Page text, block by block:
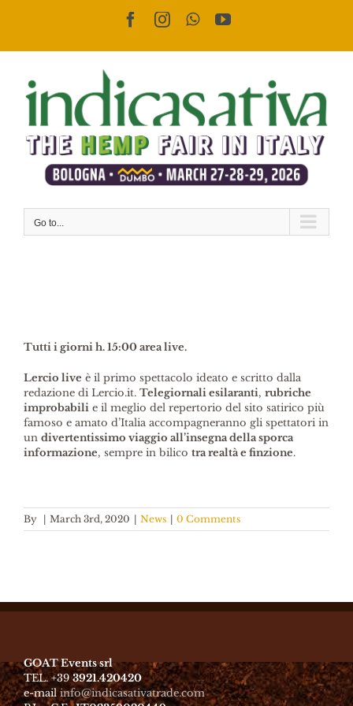
Facebook
Instagram
WhatsApp
YouTube
Go to...
Tutti i giorni h. 15:00 area live.
Lercio live è il primo spettacolo ideato e scritto dalla
redazione di Lercio.it. Telegiornali esilaranti, rubriche
improbabili e il meglio del repertorio del sito satirico più
famoso e amato d’Italia accompagneranno gli spettatori in
un divertentissimo viaggio all’insegna della sporca
informazione, sempre in bilico tra realtà e finzione.
By March 3rd, 2020 News 0 Comments
GOAT Events srl
TEL. +393921.420420
e-mailinfo@indicasativatrade.com